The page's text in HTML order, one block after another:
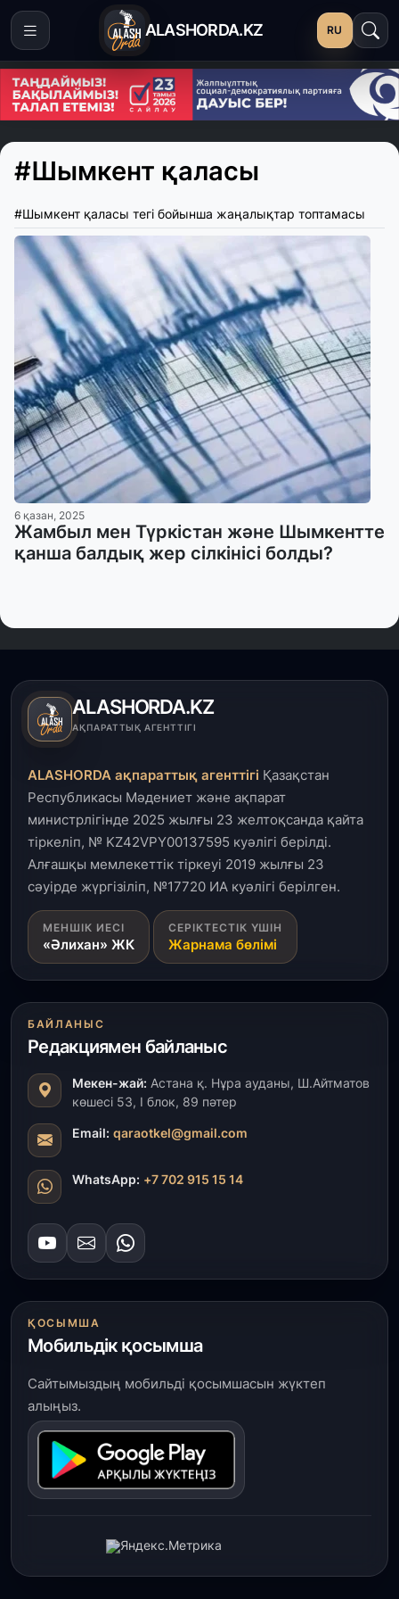
ALASHORDA.KZ RU
#Шымкент қаласы
#Шымкент қаласы тегі бойынша жаңалықтар топтамасы
6 қазан, 2025
Жамбыл мен Түркістан және Шымкентте
қанша балдық жер сілкінісі болды?
ALASHORDA.KZ
АҚПАРАТТЫҚ АГЕНТТІГІ
ALASHORDA ақпараттық агенттігі Қазақстан
Республикасы Мәдениет және ақпарат
министрлігінде 2025 жылғы 23 желтоқсанда қайта
тіркеліп, № KZ42VPY00137595 куәлігі берілді.
Алғашқы мемлекеттік тіркеуі 2019 жылғы 23
сәуірде жүргізіліп, №17720 ИА куәлігі берілген.
МЕНШІК ИЕСІ
«Әлихан» ЖК
СЕРІКТЕСТІК ҮШІН
Жарнама бөлімі
БАЙЛАНЫС
Редакциямен байланыс
Мекен-жай: Астана қ. Нұра ауданы, Ш.Айтматов
көшесі 53, І блок, 89 пәтер
Email: qaraotkel@gmail.com
WhatsApp: +7 702 915 15 14
ҚОСЫМША
Мобильдік қосымша
Сайтымыздың мобильді қосымшасын жүктеп
алыңыз.